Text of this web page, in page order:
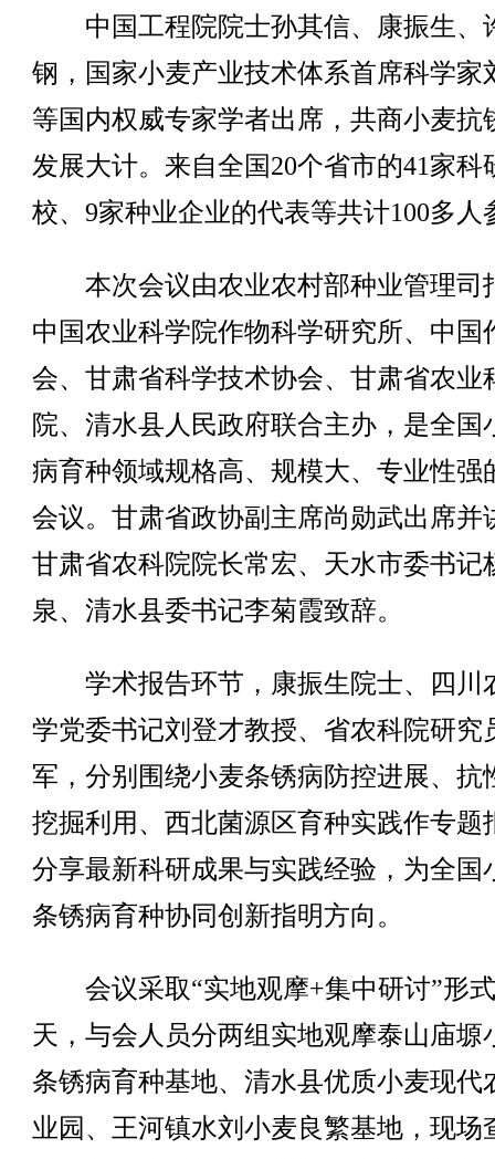
中国工程院院士孙其信、康振生、
钢，国家小麦产业技术体系首席科学家
等国内权威专家学者出席，共商小麦抗
发展大计。来自全国20个省市的41家科
校、9家种业企业的代表等共计100多人
本次会议由农业农村部种业管理司
中国农业科学院作物科学研究所、中国
会、甘肃省科学技术协会、甘肃省农业
院、清水县人民政府联合主办，是全国
病育种领域规格高、规模大、专业性强
会议。甘肃省政协副主席尚勋武出席并
甘肃省农科院院长常宏、天水市委书记
泉、清水县委书记李菊霞致辞。
学术报告环节，康振生院士、四川
学党委书记刘登才教授、省农科院研究
军，分别围绕小麦条锈病防控进展、抗
挖掘利用、西北菌源区育种实践作专题
分享最新科研成果与实践经验，为全国
条锈病育种协同创新指明方向。
会议采取“实地观摩+集中研讨”形
天，与会人员分两组实地观摩泰山庙塬
条锈病育种基地、清水县优质小麦现代
业园、王河镇水刘小麦良繁基地，现场